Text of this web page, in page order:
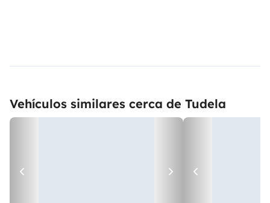
Vehículos similares cerca de Tudela